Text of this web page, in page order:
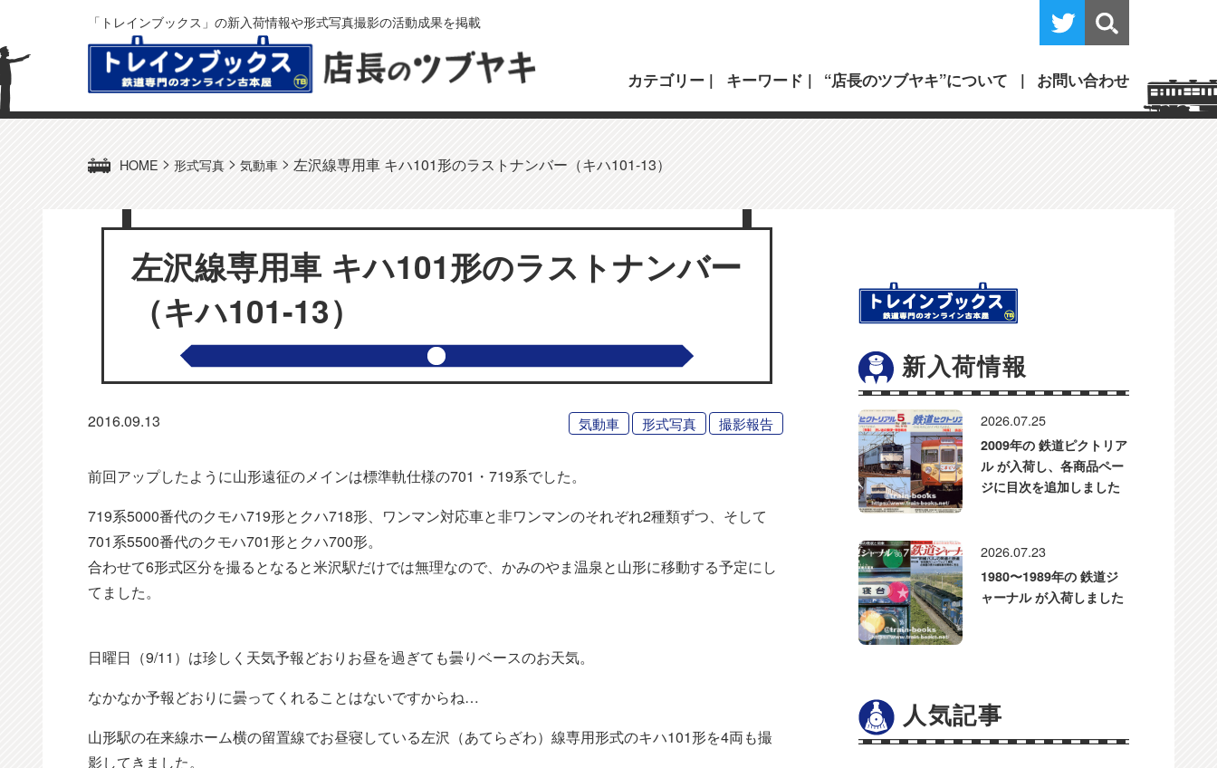
「トレインブックス」の新入荷情報や形式写真撮影の活動成果を掲載
カテゴリー キーワード “店長のツブヤキ”について お問い合わせ
HOME > 形式写真 > 気動車 > 左沢線専用車 キハ101形のラストナンバー（キハ101-13）
左沢線専用車 キハ101形のラストナンバー
（キハ101-13）
2016.09.13 気動車 形式写真 撮影報告
前回アップしたように山形遠征のメインは標準軌仕様の701・719系でした。
719系5000番代のクモハ719形とクハ718形、ワンマン対応車と非ワンマンのそれぞれ2種類ずつ、そして
701系5500番代のクモハ701形とクハ700形。
合わせて6形式区分を撮るとなると米沢駅だけでは無理なので、かみのやま温泉と山形に移動する予定にし
てました。
日曜日（9/11）は珍しく天気予報どおりお昼を過ぎても曇りベースのお天気。
なかなか予報どおりに曇ってくれることはないですからね…
山形駅の在来線ホーム横の留置線でお昼寝している左沢（あてらざわ）線専用形式のキハ101形を4両も撮
影してきました。
新入荷情報
2026.07.25
2009年の 鉄道ピクトリア
ル が入荷し、各商品ペー
ジに目次を追加しました
2026.07.23
1980〜1989年の 鉄道ジ
ャーナル が入荷しました
人気記事